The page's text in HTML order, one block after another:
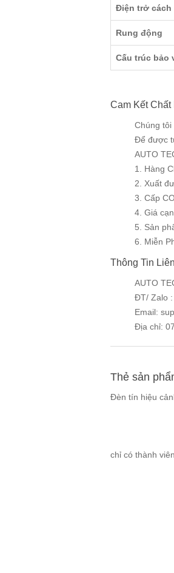
Điện trở cách
Rung động
Cấu trúc bảo
Cam Kết
Chúng
Để được
AUTO
1. Hàng
2. Xuất
3. Cấp
4. Giá
5. Sản
6. Miễn
Thông Tin
AUTO
ĐT/ Zalo :
Email:
Địa chỉ:
Thẻ sản
Đèn tín hiệu
chỉ có thành